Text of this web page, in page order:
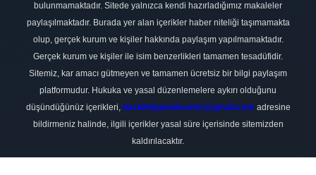
bulunmamaktadır. Sitede yalnızca kendi hazırladığımız makaleler
paylaşılmaktadır. Burada yer alan içerikler haber niteliği taşımamakta
olup, gerçek kurum ve kişiler hakkında paylaşım yapılmamaktadır.
Gerçek kurum ve kişiler ile isim benzerlikleri tamamen tesadüfidir.
Sitemiz, kar amacı gütmeyen ve tamamen ücretsiz bir bilgi paylaşım
platformudur. Hukuka ve yasal düzenlemelere aykırı olduğunu
düşündüğünüz içerikleri, backlinkpanelicomtr@gmail.com adresine
bildirmeniz halinde, ilgili içerikler yasal süre içerisinde sitemizden
kaldırılacaktır.